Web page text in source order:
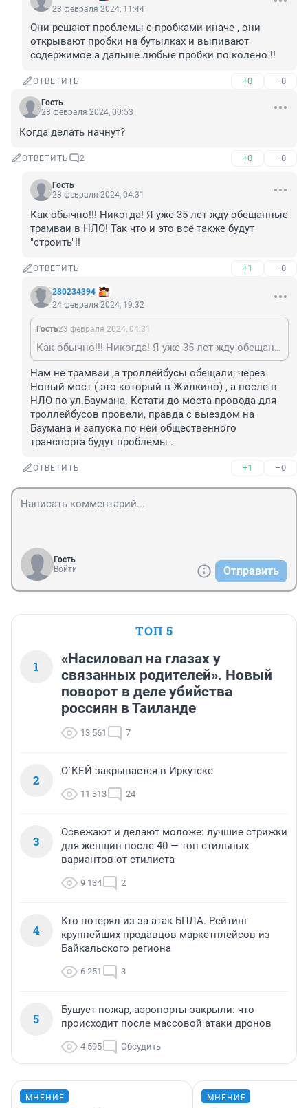
23 февраля 2024, 11:44
Они решают проблемы с пробками иначе , они
открывают пробки на бутылках и выпивают
содержимое а дальше любые пробки по колено !!
ОТВЕТИТЬ +0 –0
Гость
23 февраля 2024, 00:53
Когда делать начнут?
ОТВЕТИТЬ 2 +0 –0
Гость
23 февраля 2024, 04:31
Как обычно!!! Никогда! Я уже 35 лет жду обещанные
трамваи в НЛО! Так что и это всё также будут
"строить"!!
ОТВЕТИТЬ +1 –0
280234394
24 февраля 2024, 19:32
Гость23 февраля 2024, 04:31
Как обычно!!! Никогда! Я уже 35 лет жду обещанные трамваи в НЛО! Так что и это всё также будут "строить"!!
Нам не трамваи ,а троллейбусы обещали; через
Новый мост ( это который в Жилкино) , а после в
НЛО по ул.Баумана. Кстати до моста провода для
троллейбусов провели, правда с выездом на
Баумана и запуска по ней общественного
транспорта будут проблемы .
ОТВЕТИТЬ +1 –0
Гость
Войти
Отправить
ТОП 5
1
«Насиловал на глазах у
связанных родителей». Новый
поворот в деле убийства
россиян в Таиланде
13 561 7
2
О`КЕЙ закрывается в Иркутске
11 313 24
3
Освежают и делают моложе: лучшие стрижки
для женщин после 40 — топ стильных
вариантов от стилиста
9 134 2
4
Кто потерял из-за атак БПЛА. Рейтинг
крупнейших продавцов маркетплейсов из
Байкальского региона
6 251 3
5
Бушует пожар, аэропорты закрыли: что
происходит после массовой атаки дронов
4 595 Обсудить
МНЕНИЕ МНЕНИЕ